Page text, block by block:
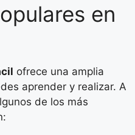
en
ofrece una amplia
aprender y realizar. A
de los más